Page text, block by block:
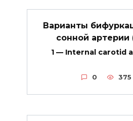
Варианты
сонной артерии
1 — Internal carotid
0 375